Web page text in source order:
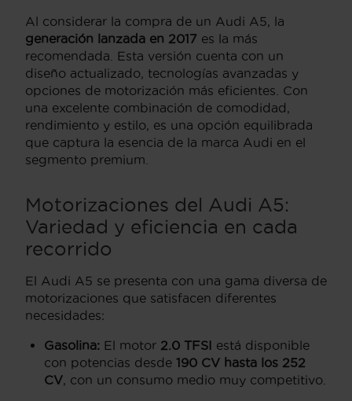
Al considerar la compra de un Audi A5, la
generación lanzada en 2017 es la más
recomendada. Esta versión cuenta con un
diseño actualizado, tecnologías avanzadas y
opciones de motorización más eficientes. Con
una excelente combinación de comodidad,
rendimiento y estilo, es una opción equilibrada
que captura la esencia de la marca Audi en el
segmento premium.
Motorizaciones del Audi A5:
Variedad y eficiencia en cada
recorrido
El Audi A5 se presenta con una gama diversa de
motorizaciones que satisfacen diferentes
necesidades:
Gasolina: El motor 2.0 TFSI está disponible
con potencias desde 190 CV hasta los 252
CV , con un consumo medio muy competitivo.